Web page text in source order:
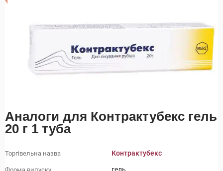
Аналоги для Контрактубекс гель
20 г 1 туба
Торгівельна назва Контрактубекс
Форма випуску